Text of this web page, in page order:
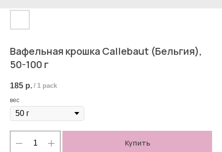
Вафельная крошка Callebaut (Бельгия),
50-100 г
185 р. / 1 pack
вес
Купить